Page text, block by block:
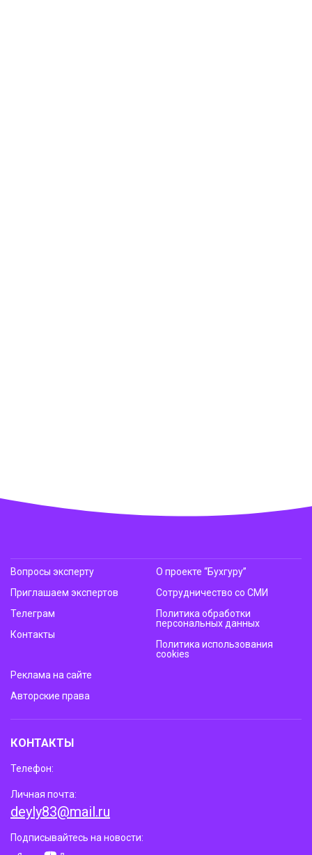
Вопросы эксперту
Приглашаем экспертов
Телеграм
Контакты
О проекте “Бухгуру”
Сотрудничество со СМИ
Политика обработки
персональных данных
Политика использования
cookies
Реклама на сайте
Авторские права
КОНТАКТЫ
Телефон:
Личная почта:
deyly83@mail.ru
Подписывайтесь на новости: